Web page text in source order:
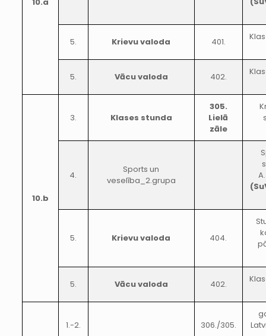
5. Krievu valoda 401.
5. Vācu valoda 402.
10.b
3. Klases stunda
305.
Lielā
zāle
4.
Sports un
veselība_2.grupa
5. Krievu valoda 404.
5. Vācu valoda 402.
1.-2. 306./305.